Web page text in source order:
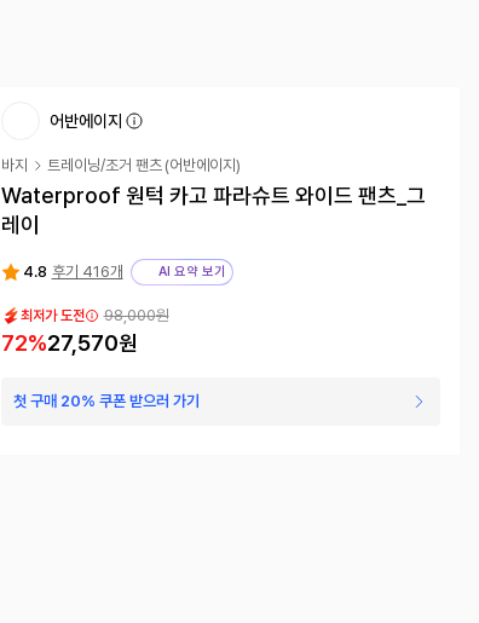
어반에이지
바지 트레이닝/조거 팬츠 (어반에이지 )
Waterproof 원턱 카고 파라슈트 와이드 팬츠_그
레이
4.8 후기 416개 AI 요약 보기
최저가 도전 98,000원
72%27,570원
첫 구매 20% 쿠폰 받으러 가기